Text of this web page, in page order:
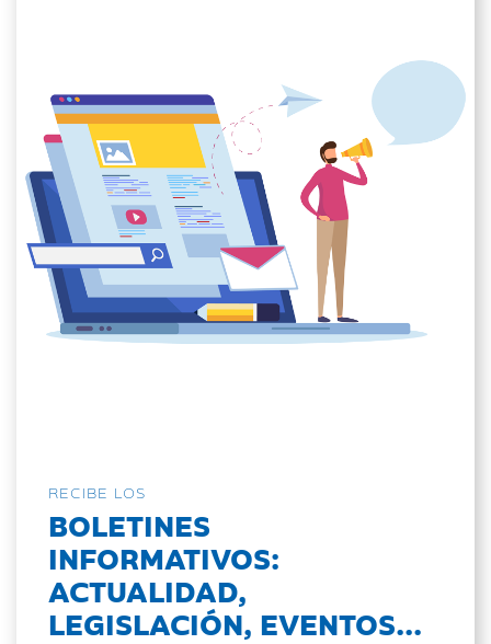
RECIBE LOS
BOLETINES
INFORMATIVOS:
ACTUALIDAD,
LEGISLACIÓN, EVENTOS...